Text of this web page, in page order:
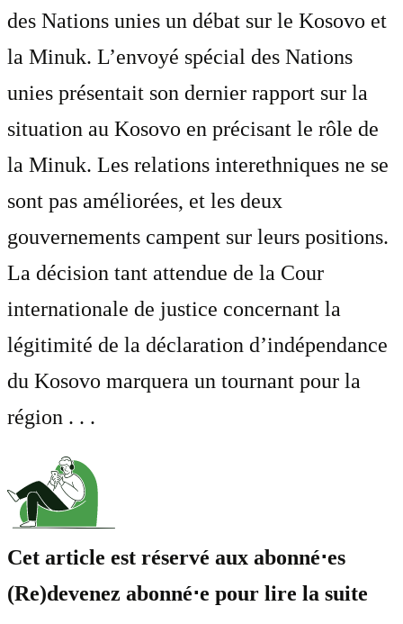
des Nations unies un débat sur le Kosovo et
la Minuk. L’envoyé spécial des Nations
unies présentait son dernier rapport sur la
situation au Kosovo en précisant le rôle de
la Minuk. Les relations interethniques ne se
sont pas améliorées, et les deux
gouvernements campent sur leurs positions.
La décision tant attendue de la Cour
internationale de justice concernant la
légitimité de la déclaration d’indépendance
du Kosovo marquera un tournant pour la
région . . .
Cet article est réservé aux abonné⋅es
(Re)devenez abonné⋅e pour lire la suite